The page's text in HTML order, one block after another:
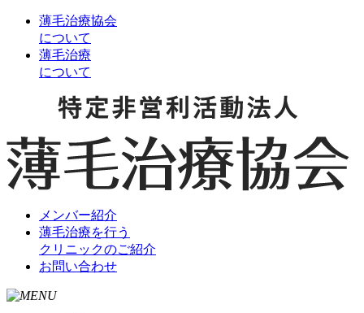
薄毛治療協会
について
薄毛治療
について
メンバー紹介
薄毛治療を行う
クリニックのご紹介
お問い合わせ